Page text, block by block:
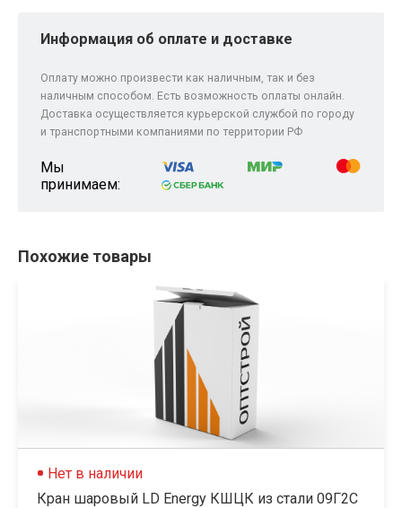
Информация об оплате и доставке
Оплату можно произвести как наличным, так и без
наличным способом. Есть возможность оплаты онлайн.
Доставка осуществляется курьерской службой по городу
и транспортными компаниями по территории РФ
Мы
принимаем:
Похожие товары
Нет в наличии
Кран шаровый LD Energy КШЦК из стали 09Г2С